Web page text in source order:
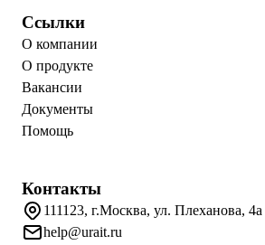
Ссылки
О компании
О продукте
Вакансии
Документы
Помощь
Контакты
111123, г.Москва, ул. Плеханова, 4а
help@urait.ru